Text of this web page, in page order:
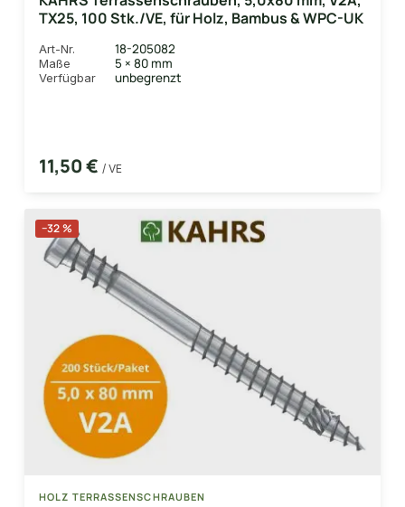
TX25, 100 Stk./VE, für Holz, Bambus & WPC-UK
Art-Nr. 18-205082
Maße 5 × 80 mm
Verfügbar unbegrenzt
11,50 € / VE
−32 %
HOLZ TERRASSENSCHRAUBEN